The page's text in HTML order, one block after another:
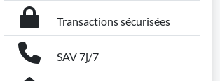
Transactions sécurisées
SAV 7j/7